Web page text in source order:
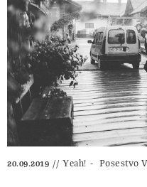
20.09.2019 Yeah! Posestvo